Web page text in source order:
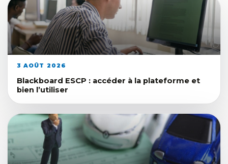
3 AOÛT 2026
Blackboard ESCP : accéder à la plateforme et
bien l’utiliser